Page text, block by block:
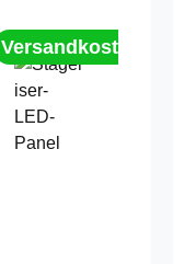
Versandkostenfrei